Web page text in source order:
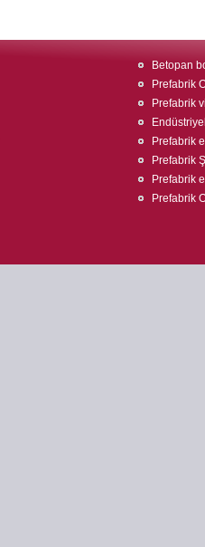
Betopan
Prefabrik
Prefabrik
Prefabrik
Prefabrik
Prefabrik
Prefabrik